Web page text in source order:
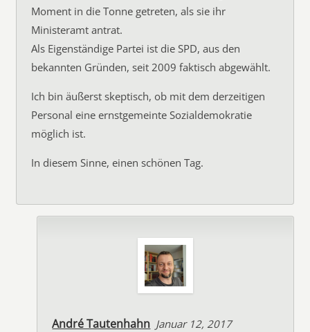
Moment in die Tonne getreten, als sie ihr
Ministeramt antrat.
Als Eigenständige Partei ist die SPD, aus den
bekannten Gründen, seit 2009 faktisch abgewählt.
Ich bin äußerst skeptisch, ob mit dem derzeitigen
Personal eine ernstgemeinte Sozialdemokratie
möglich ist.
In diesem Sinne, einen schönen Tag.
André Tautenhahn Januar 12, 2017